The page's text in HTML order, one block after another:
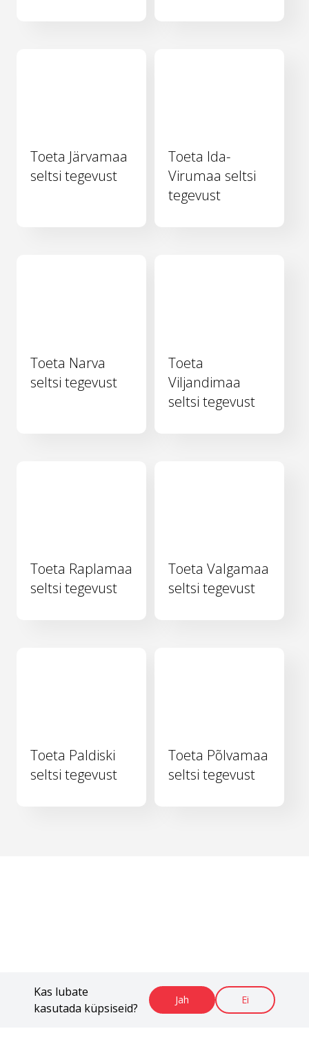
Kas lubate
kasutada küpsiseid?
Jah Ei
Toeta Järvamaa
seltsi tegevust
Toeta Ida-
Virumaa seltsi
tegevust
Toeta Narva
seltsi tegevust
Toeta
Viljandimaa
seltsi tegevust
Toeta Raplamaa
seltsi tegevust
Toeta Valgamaa
seltsi tegevust
Toeta Paldiski
seltsi tegevust
Toeta Põlvamaa
seltsi tegevust